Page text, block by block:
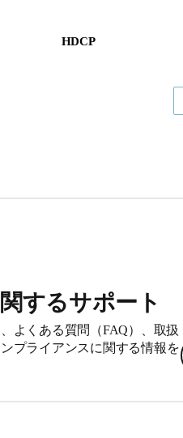
HDCP
するサポート
よくある質問（FAQ）、取扱
プライアンスに関する情報を